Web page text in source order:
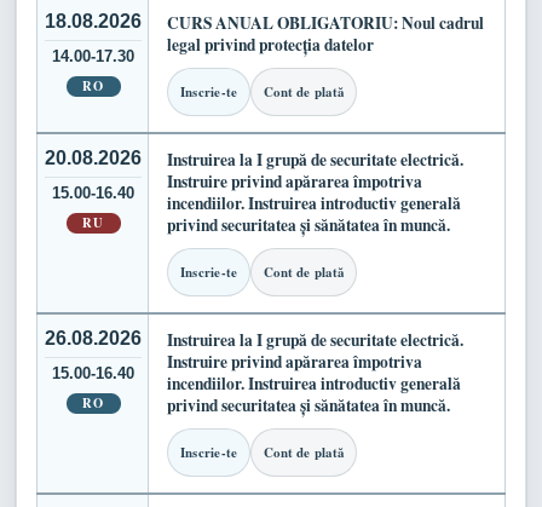
18.08.2026
14.00-17.30
RO
CURS ANUAL OBLIGATORIU: Noul cadrul
legal privind protecția datelor
Inscrie-te Cont de plată
20.08.2026
15.00-16.40
RU
Instruirea la I grupă de securitate electrică.
Instruire privind apărarea împotriva
incendiilor. Instruirea introductiv generală
privind securitatea și sănătatea în muncă.
Inscrie-te Cont de plată
26.08.2026
15.00-16.40
RO
Instruirea la I grupă de securitate electrică.
Instruire privind apărarea împotriva
incendiilor. Instruirea introductiv generală
privind securitatea și sănătatea în muncă.
Inscrie-te Cont de plată